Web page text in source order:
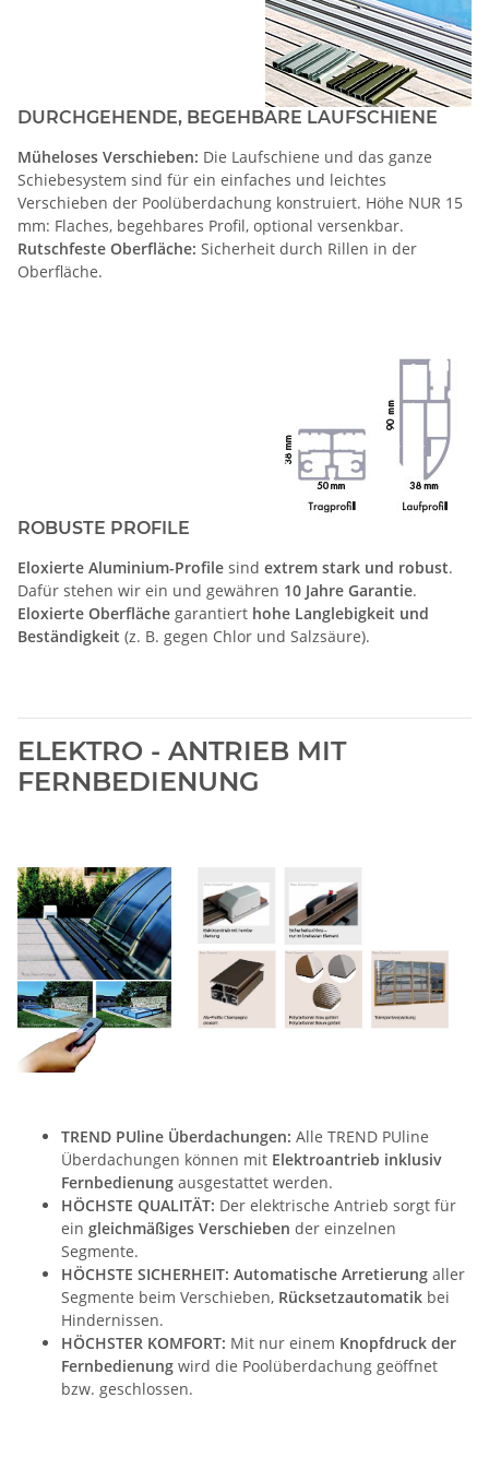
DURCHGEHENDE, BEGEHBARE LAUFSCHIENE
Müheloses Verschieben: Die Laufschiene und das ganze
Schiebesystem sind für ein einfaches und leichtes
Verschieben der Poolüberdachung konstruiert. Höhe NUR 15
mm: Flaches, begehbares Profil, optional versenkbar.
Rutschfeste Oberfläche: Sicherheit durch Rillen in der
Oberfläche.
ROBUSTE PROFILE
Eloxierte Aluminium-Profile sind extrem stark und robust.
Dafür stehen wir ein und gewähren 10 Jahre Garantie.
Eloxierte Oberfläche garantiert hohe Langlebigkeit und
Beständigkeit (z. B. gegen Chlor und Salzsäure).
ELEKTRO - ANTRIEB MIT
FERNBEDIENUNG
TREND PUline Überdachungen: Alle TREND PUline
Überdachungen können mit Elektroantrieb inklusiv
Fernbedienung ausgestattet werden.
HÖCHSTE QUALITÄT: Der elektrische Antrieb sorgt für
ein gleichmäßiges Verschieben der einzelnen
Segmente.
HÖCHSTE SICHERHEIT: Automatische Arretierung aller
Segmente beim Verschieben, Rücksetzautomatik bei
Hindernissen.
HÖCHSTER KOMFORT: Mit nur einem Knopfdruck der
Fernbedienung wird die Poolüberdachung geöffnet
bzw. geschlossen.